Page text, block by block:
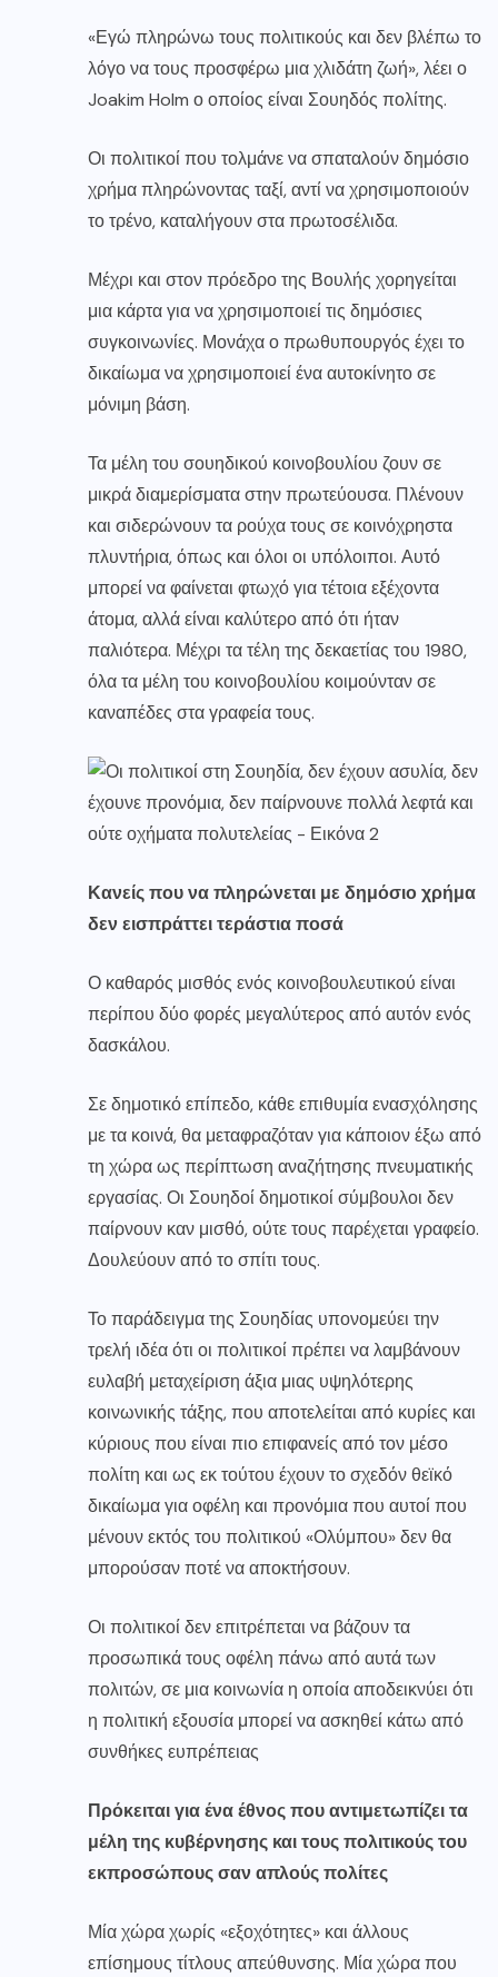
«Εγώ πληρώνω τους πολιτικούς και δεν βλέπω το
λόγο να τους προσφέρω μια χλιδάτη ζωή», λέει ο
Joakim Holm ο οποίος είναι Σουηδός πολίτης.
Οι πολιτικοί που τολμάνε να σπαταλούν δημόσιο
χρήμα πληρώνοντας ταξί, αντί να χρησιμοποιούν
το τρένο, καταλήγουν στα πρωτοσέλιδα.
Μέχρι και στον πρόεδρο της Βουλής χορηγείται
μια κάρτα για να χρησιμοποιεί τις δημόσιες
συγκοινωνίες. Μονάχα ο πρωθυπουργός έχει το
δικαίωμα να χρησιμοποιεί ένα αυτοκίνητο σε
μόνιμη βάση.
Τα μέλη του σουηδικού κοινοβουλίου ζουν σε
μικρά διαμερίσματα στην πρωτεύουσα. Πλένουν
και σιδερώνουν τα ρούχα τους σε κοινόχρηστα
πλυντήρια, όπως και όλοι οι υπόλοιποι. Αυτό
μπορεί να φαίνεται φτωχό για τέτοια εξέχοντα
άτομα, αλλά είναι καλύτερο από ότι ήταν
παλιότερα. Μέχρι τα τέλη της δεκαετίας του 1980,
όλα τα μέλη του κοινοβουλίου κοιμούνταν σε
καναπέδες στα γραφεία τους.
Κανείς που να πληρώνεται με δημόσιο χρήμα
δεν εισπράττει τεράστια ποσά
Ο καθαρός μισθός ενός κοινοβουλευτικού είναι
περίπου δύο φορές μεγαλύτερος από αυτόν ενός
δασκάλου.
Σε δημοτικό επίπεδο, κάθε επιθυμία ενασχόλησης
με τα κοινά, θα μεταφραζόταν για κάποιον έξω από
τη χώρα ως περίπτωση αναζήτησης πνευματικής
εργασίας. Οι Σουηδοί δημοτικοί σύμβουλοι δεν
παίρνουν καν μισθό, ούτε τους παρέχεται γραφείο.
Δουλεύουν από το σπίτι τους.
Το παράδειγμα της Σουηδίας υπονομεύει την
τρελή ιδέα ότι οι πολιτικοί πρέπει να λαμβάνουν
ευλαβή μεταχείριση άξια μιας υψηλότερης
κοινωνικής τάξης, που αποτελείται από κυρίες και
κύριους που είναι πιο επιφανείς από τον μέσο
πολίτη και ως εκ τούτου έχουν το σχεδόν θεϊκό
δικαίωμα για οφέλη και προνόμια που αυτοί που
μένουν εκτός του πολιτικού «Ολύμπου» δεν θα
μπορούσαν ποτέ να αποκτήσουν.
Οι πολιτικοί δεν επιτρέπεται να βάζουν τα
προσωπικά τους οφέλη πάνω από αυτά των
πολιτών, σε μια κοινωνία η οποία αποδεικνύει ότι
η πολιτική εξουσία μπορεί να ασκηθεί κάτω από
συνθήκες ευπρέπειας
Πρόκειται για ένα έθνος που αντιμετωπίζει τα
μέλη της κυβέρνησης και τους πολιτικούς του
εκπροσώπους σαν απλούς πολίτες
Μία χώρα χωρίς «εξοχότητες» και άλλους
επίσημους τίτλους απεύθυνσης. Μία χώρα που